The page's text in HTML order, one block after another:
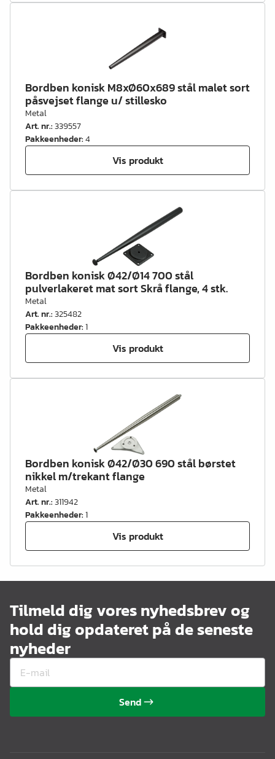
Bordben konisk M8xØ60x689 stål malet sort
påsvejset flange u/ stillesko
Metal
Art. nr.:339557
Pakkeenheder:4
Vis produkt
Bordben konisk Ø42/Ø14 700 stål
pulverlakeret mat sort Skrå flange, 4 stk.
Metal
Art. nr.:325482
Pakkeenheder:1
Vis produkt
Bordben konisk Ø42/Ø30 690 stål børstet
nikkel m/trekant flange
Metal
Art. nr.:311942
Pakkeenheder:1
Vis produkt
Tilmeld dig vores nyhedsbrev og
hold dig opdateret på de seneste
nyheder
Send